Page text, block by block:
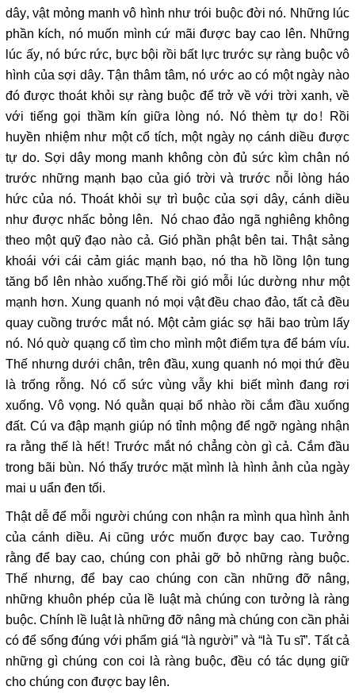
dây, vật mỏng manh vô hình như trói buộc đời nó. Những lúc
phần kích, nó muốn mình cứ mãi được bay cao lên. Những
lúc ấy, nó bức rức, bực bội rồi bất lực trước sự ràng buộc vô
hình của sợi dây. Tận thâm tâm, nó ước ao có một ngày nào
đó được thoát khỏi sự ràng buộc để trở về với trời xanh, về
với tiếng gọi thầm kín giữa lòng nó. Nó thèm tự do! Rồi
huyền nhiệm như một cổ tích, một ngày nọ cánh diều được
tự do. Sợi dây mong manh không còn đủ sức kìm chân nó
trước những mạnh bạo của gió trời và trước nỗi lòng háo
hức của nó. Thoát khỏi sự trì buộc của sợi dây, cánh diều
như được nhấc bỏng lên. Nó chao đảo ngã nghiêng không
theo một quỹ đạo nào cả. Gió phần phật bên tai. Thật sảng
khoái với cái cảm giác mạnh bạo, nó tha hồ lồng lộn tung
tăng bổ lên nhào xuống.Thế rồi gió mỗi lúc dường như một
mạnh hơn. Xung quanh nó mọi vật đều chao đảo, tất cả đều
quay cuồng trước mắt nó. Một cảm giác sợ hãi bao trùm lấy
nó. Nó quờ quạng cố tìm cho mình một điểm tựa để bám víu.
Thế nhưng dưới chân, trên đầu, xung quanh nó mọi thứ đều
là trống rỗng. Nó cố sức vùng vẫy khi biết mình đang rơi
xuống. Vô vọng. Nó quằn quại bổ nhào rồi cắm đầu xuống
đất. Cú va đập mạnh giúp nó tỉnh mộng để ngỡ ngàng nhận
ra rằng thế là hết! Trước mắt nó chẳng còn gì cả. Cắm đầu
trong bãi bùn. Nó thấy trước mặt mình là hình ảnh của ngày
mai u uẩn đen tối.
Thật dễ để mỗi người chúng con nhận ra mình qua hình ảnh
của cánh diều. Ai cũng ước muốn được bay cao. Tưởng
rằng để bay cao, chúng con phải gỡ bỏ những ràng buộc.
Thế nhưng, để bay cao chúng con cần những đỡ nâng,
những khuôn phép của lề luật mà chúng con tưởng là ràng
buộc. Chính lề luật là những đỡ nâng mà chúng con cần phải
có để sống đúng với phẩm giá “là người” và “là Tu sĩ”. Tất cả
những gì chúng con coi là ràng buộc, đều có tác dụng giữ
cho chúng con được bay lên.